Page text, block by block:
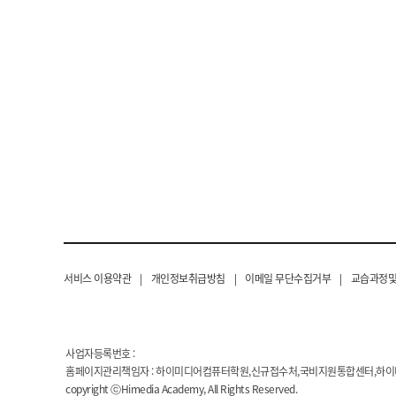
서비스 이용약관 | 개인정보취급방침 | 이메일 무단수집거부 | 교습과정
사업자등록번호 :
홈페이지관리책임자 : 하이미디어컴퓨터학원,신규접수처,국비지원통합센터,
copyright ⓒHimedia Academy, All Rights Reserved.